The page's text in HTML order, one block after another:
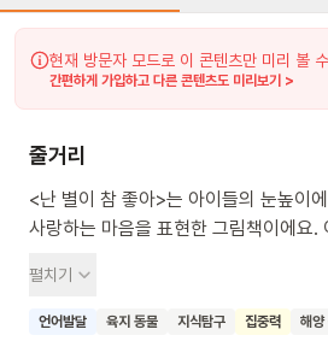
현재 방문자 모드로 이 콘텐츠만 미리 볼
간편하게 가입하고 다른 콘텐츠도 미리보기 >
줄거리
<난 별이 참 좋아>는 아이들의 눈높이
사랑하는 마음을 표현한 그림책이에요. 이 책은 땅속, 땅 위,
소개해요. 씨앗, 물고기, 사람, 별 등을
특징을 간단하게 설명하고 "난 참 좋아"
펼치기
언어발달 육지 동물 지식탐구 집중력 해양